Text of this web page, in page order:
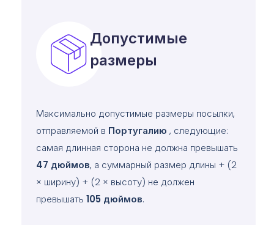
Допустимые
размеры
Максимально допустимые размеры посылки,
отправляемой в Португалию , следующие:
самая длинная сторона не должна превышать
47 дюймов, а суммарный размер длины + (2
× ширину) + (2 × высоту) не должен
превышать 105 дюймов.